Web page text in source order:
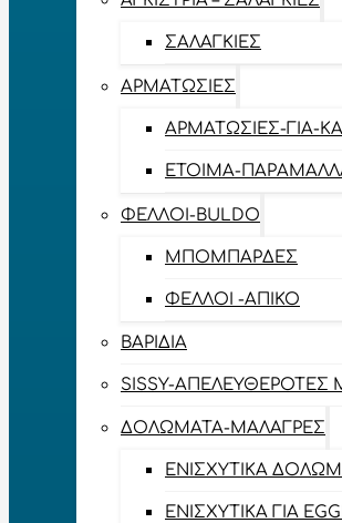
ΣΑΛΑΓΚΙΈΣ
ΑΡΜΑΤΩΣΙΈΣ
ΑΡΜΑΤΩΣΙΈΣ-ΓΙΑ-
ΈΤΟΙΜΑ-
ΦΕΛΛΟΊ-BULDO
ΜΠΟΜΠΆΡΔΕΣ
ΦΕΛΛΟΊ -ΑΠΊΚΟ
ΒΑΡΊΔΙΑ
SISSY-ΑΠΕΛΕΥΘΕΡΟΤΈΣ
ΔΟΛΏΜΑΤΑ-ΜΑΛΆΓΡΕΣ
ΕΝΙΣΧΥΤΙΚΆ
ΕΝΙΣΧΥΤΙΚΆ ΓΙΑ